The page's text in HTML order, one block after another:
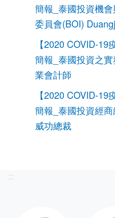
簡報_泰國投資機
委員會(BOI)
【2020 COVID-19
簡報_泰國投資之
業會計師
【2020 COVID-19
簡報_泰國投資經
威功總裁
:::